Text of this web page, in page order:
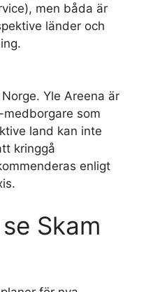
men båda är
länder och
Yle Areena är
som
land kan inte
kringgå
enligt
Skam